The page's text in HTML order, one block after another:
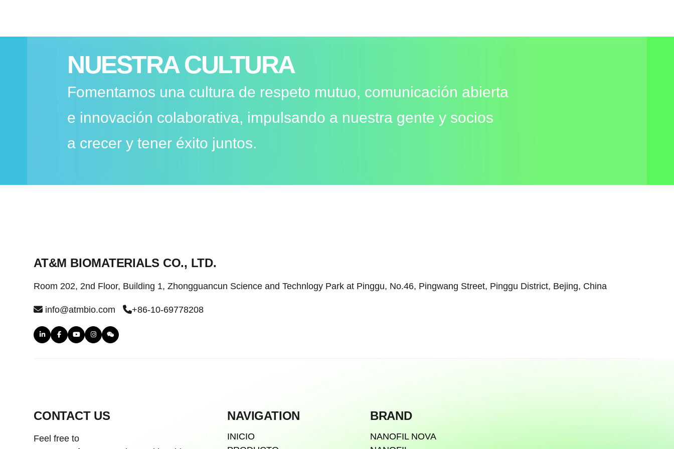
NUESTRA CULTURA
Fomentamos una cultura de respeto mutuo, comunicación abierta
e innovación colaborativa, impulsando a nuestra gente y socios
a crecer y tener éxito juntos.
AT&M BIOMATERIALS CO., LTD.
Room 202, 2nd Floor, Building 1, Zhongguancun Science and Technlogy Park at Pinggu, No.46, Pingwang Street, Pinggu District, Bejing, China
info@atmbio.com +86-10-69778208
CONTACT US
Feel free to
NAVIGATION
INICIO
BRAND
NANOFIL NOVA